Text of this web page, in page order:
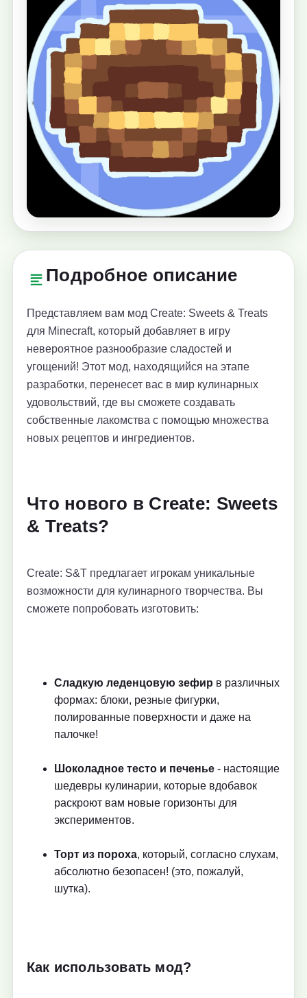
Подробное описание
Представляем вам мод Create: Sweets & Treats
для Minecraft, который добавляет в игру
невероятное разнообразие сладостей и
угощений! Этот мод, находящийся на этапе
разработки, перенесет вас в мир кулинарных
удовольствий, где вы сможете создавать
собственные лакомства с помощью множества
новых рецептов и ингредиентов.
Что нового в Create: Sweets
& Treats?
Create: S&T предлагает игрокам уникальные
возможности для кулинарного творчества. Вы
сможете попробовать изготовить:
Сладкую леденцовую зефир в различных
формах: блоки, резные фигурки,
полированные поверхности и даже на
палочке!
Шоколадное тесто и печенье - настоящие
шедевры кулинарии, которые вдобавок
раскроют вам новые горизонты для
экспериментов.
Торт из пороха, который, согласно слухам,
абсолютно безопасен! (это, пожалуй,
шутка).
Как использовать мод?